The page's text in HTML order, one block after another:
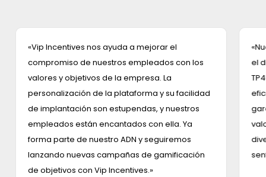
«Vip Incentives nos ayuda a mejorar el
compromiso de nuestros empleados con los
valores y objetivos de la empresa. La
personalización de la plataforma y su facilidad
de implantación son estupendas, y nuestros
empleados están encantados con ella. Ya
forma parte de nuestro ADN y seguiremos
lanzando nuevas campañas de gamificación
de objetivos con Vip Incentives.»
el